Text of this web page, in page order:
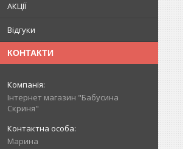
АКЦІЇ
Відгуки
КОНТАКТИ
Інтернет магазин "Бабусина
Скриня"
Марина